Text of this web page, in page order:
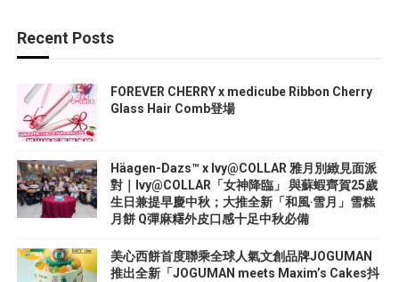
Recent Posts
FOREVER CHERRY x medicube Ribbon Cherry
Glass Hair Comb登場
Häagen-Dazs™ x Ivy@COLLAR 雅月別緻見面派
對｜Ivy@COLLAR「女神降臨」 與蘇蝦齊賀25歲
生日兼提早慶中秋；大推全新「和風‧雪月」雪糕
月餅 Q彈麻糬外皮口感十足中秋必備
美心西餅首度聯乘全球人氣文創品牌JOGUMAN
推出全新「JOGUMAN meets Maxim’s Cakes抖